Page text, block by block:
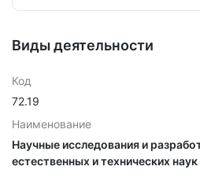
Виды деятельности
Код
72.19
Наименование
Научные исследования и
естественных и технических